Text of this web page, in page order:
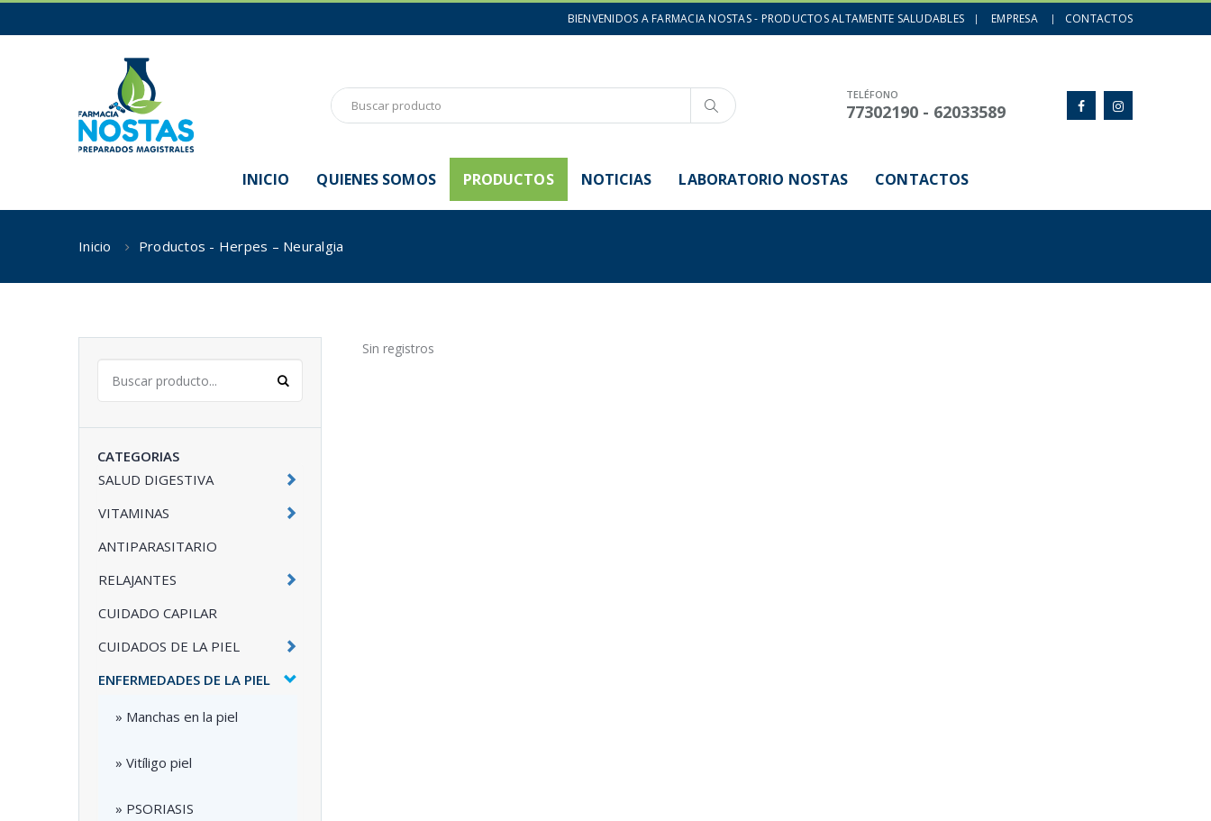
BIENVENIDOS A FARMACIA NOSTAS - PRODUCTOS ALTAMENTE SALUDABLES EMPRESA CONTACTOS
TELÉFONO
77302190 - 62033589
INICIO QUIENES SOMOS PRODUCTOS NOTICIAS LABORATORIO NOSTAS CONTACTOS
Inicio Productos - Herpes – Neuralgia
Sin registros
CATEGORIAS
SALUD DIGESTIVA
VITAMINAS
ANTIPARASITARIO
RELAJANTES
CUIDADO CAPILAR
CUIDADOS DE LA PIEL
ENFERMEDADES DE LA PIEL
» Manchas en la piel
» Vitíligo piel
» PSORIASIS